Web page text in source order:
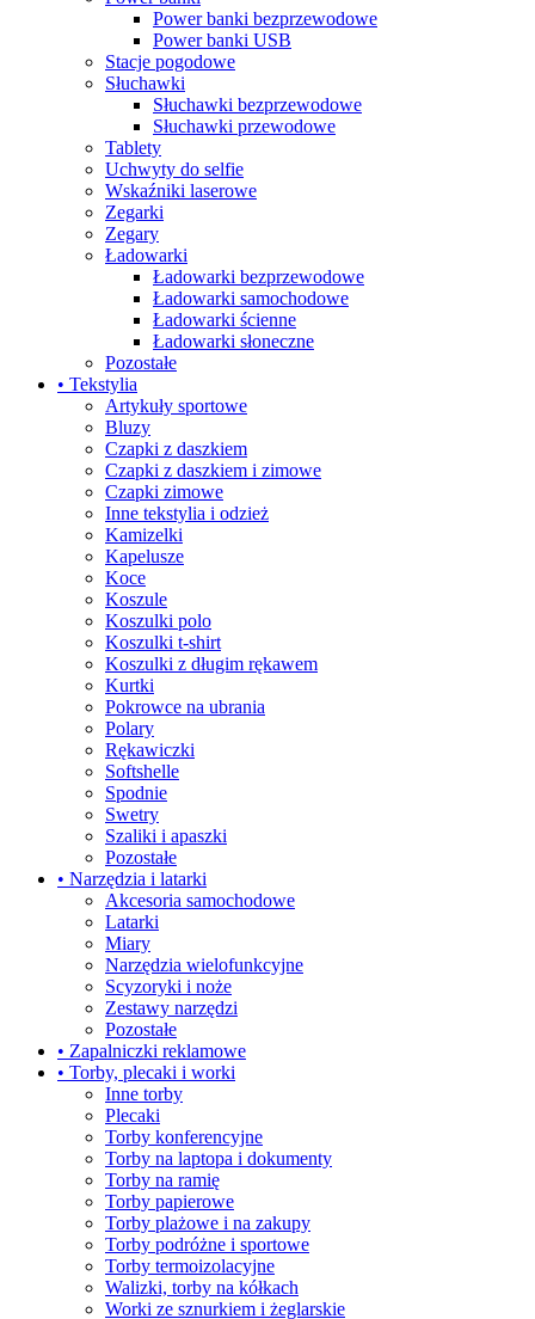
Power banki bezprzewodowe
Power banki USB
Stacje pogodowe
Słuchawki
Słuchawki bezprzewodowe
Słuchawki przewodowe
Tablety
Uchwyty do selfie
Wskaźniki laserowe
Zegarki
Zegary
Ładowarki
Ładowarki bezprzewodowe
Ładowarki samochodowe
Ładowarki ścienne
Ładowarki słoneczne
Pozostałe
• Tekstylia
Artykuły sportowe
Bluzy
Czapki z daszkiem
Czapki z daszkiem i zimowe
Czapki zimowe
Inne tekstylia i odzież
Kamizelki
Kapelusze
Koce
Koszule
Koszulki polo
Koszulki t-shirt
Koszulki z długim rękawem
Kurtki
Pokrowce na ubrania
Polary
Rękawiczki
Softshelle
Spodnie
Swetry
Szaliki i apaszki
Pozostałe
• Narzędzia i latarki
Akcesoria samochodowe
Latarki
Miary
Narzędzia wielofunkcyjne
Scyzoryki i noże
Zestawy narzędzi
Pozostałe
• Zapalniczki reklamowe
• Torby, plecaki i worki
Inne torby
Plecaki
Torby konferencyjne
Torby na laptopa i dokumenty
Torby na ramię
Torby papierowe
Torby plażowe i na zakupy
Torby podróżne i sportowe
Torby termoizolacyjne
Walizki, torby na kółkach
Worki ze sznurkiem i żeglarskie